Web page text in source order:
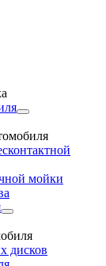
мойки
дисков